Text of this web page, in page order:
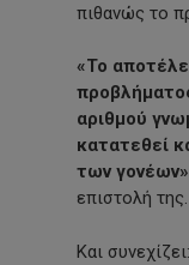
πιθανώς το
«Το
αριθμού
κατατεθεί
των γονέων»
επιστολή της.
Και